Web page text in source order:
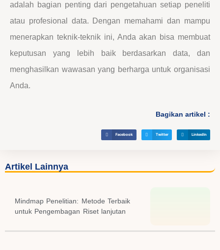
adalah bagian penting dari pengetahuan setiap peneliti
atau profesional data. Dengan memahami dan mampu
menerapkan teknik-teknik ini, Anda akan bisa membuat
keputusan yang lebih baik berdasarkan data, dan
menghasilkan wawasan yang berharga untuk organisasi
Anda.
Bagikan artikel :
Facebook Twitter LinkedIn
Artikel Lainnya
Mindmap Penelitian: Metode Terbaik
untuk Pengembagan Riset lanjutan